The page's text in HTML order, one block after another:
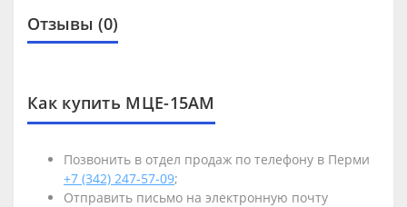
Отзывы (0)
Как купить МЦЕ-15АМ
Позвонить в отдел продаж по телефону в Перми
+7 (342) 247-57-09;
Отправить письмо на электронную почту